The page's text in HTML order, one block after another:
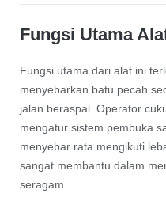
Fungsi Utama
Fungsi utama dari alat ini
menyebarkan batu pecah
jalan beraspal. Operator
mengatur sistem pembuka
menyebar rata mengikuti
sangat membantu dalam
seragam.